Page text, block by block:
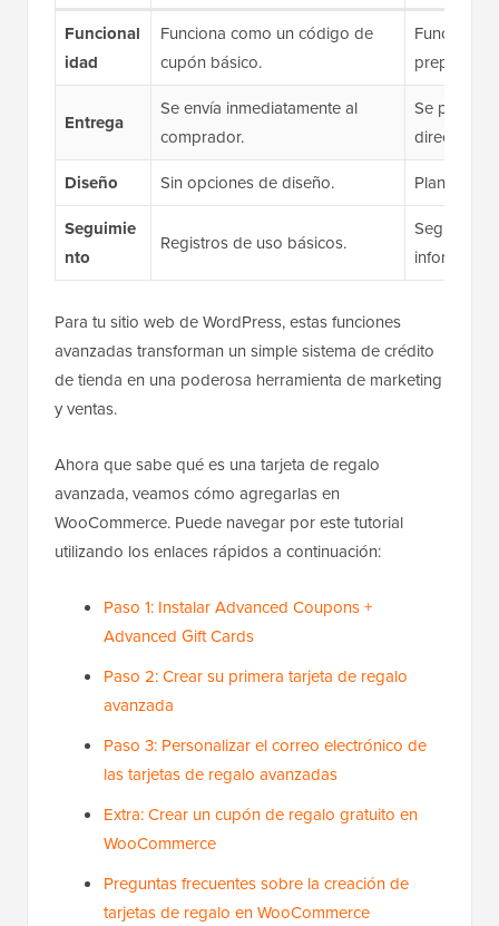
Funcional
idad
Funciona como un código de
cupón básico.
Funciona
prepago.
Entrega
Se envía inmediatamente al
comprador.
Se puede
Diseño Sin opciones de diseño. Plantillas e
Seguimie
nto
Registros de uso básicos.
informes.
Para tu sitio web de WordPress, estas funciones
avanzadas transforman un simple sistema de crédito
de tienda en una poderosa herramienta de marketing
y ventas.
Ahora que sabe qué es una tarjeta de regalo
avanzada, veamos cómo agregarlas en
WooCommerce. Puede navegar por este tutorial
utilizando los enlaces rápidos a continuación:
Paso 1: Instalar Advanced Coupons +
Advanced Gift Cards
Paso 2: Crear su primera tarjeta de regalo
avanzada
Paso 3: Personalizar el correo electrónico de
las tarjetas de regalo avanzadas
Extra: Crear un cupón de regalo gratuito en
WooCommerce
Preguntas frecuentes sobre la creación de
tarjetas de regalo en WooCommerce